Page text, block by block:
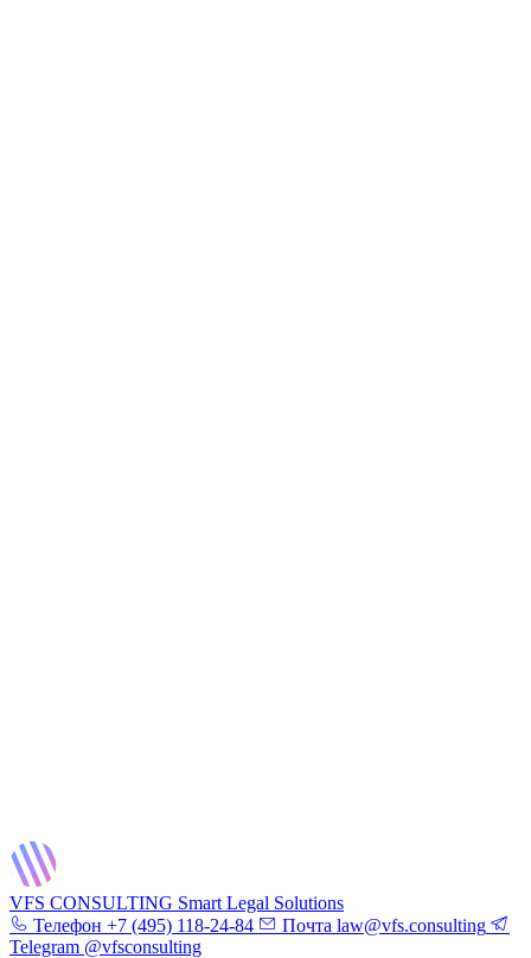
VFS CONSULTING Smart Legal Solutions
Телефон +7 (495) 118-24-84 Почта law@vfs.consulting
Telegram @vfsconsulting